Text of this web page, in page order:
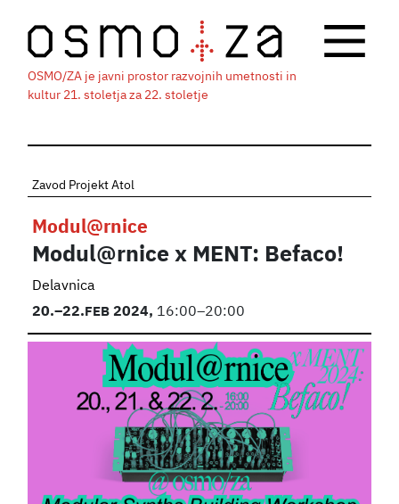
OSMO/ZA je javni prostor razvojnih umetnosti in
kultur 21. stoletja za 22. stoletje
Zavod Projekt Atol
Modul@rnice
Modul@rnice x MENT: Befaco!
Delavnica
20.–22. FEB2024, 16:00–20:00